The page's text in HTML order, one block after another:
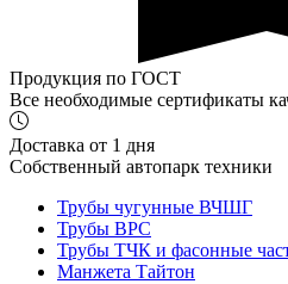
Продукция по ГОСТ
Все необходимые сертификаты
Доставка от 1 дня
Собственный автопарк техники
Трубы чугунные ВЧШГ
Трубы ВРС
Трубы ТЧК и фасонные
Манжета Тайтон